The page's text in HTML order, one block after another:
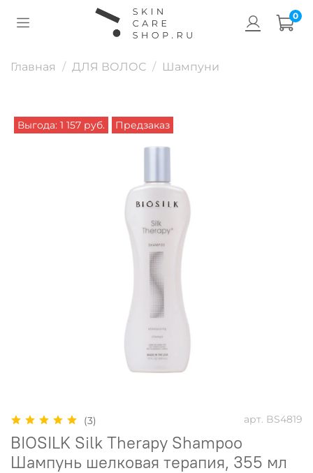
0
Главная ДЛЯ ВОЛОС Шампуни
Выгода: 1 157 руб. Предзаказ
(3) арт. BS4819
BIOSILK Silk Therapy Shampoo
Шампунь шелковая терапия, 355 мл